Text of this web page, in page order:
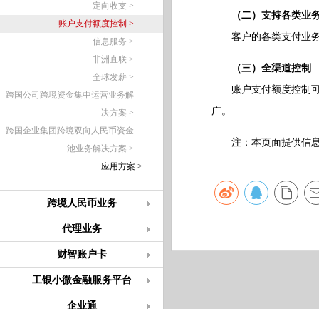
定向收支 >
账户支付额度控制 >
信息服务 >
非洲直联 >
全球发薪 >
跨国公司跨境资金集中运营业务解
决方案 >
跨国企业集团跨境双向人民币资金
池业务解决方案 >
应用方案 >
跨境人民币业务
代理业务
财智账户卡
工银小微金融服务平台
企业通
（二）支持各类业
客户的各类支付业务
（三）全渠道控制
账户支付额度控制可
广。
注：本页面提供信息